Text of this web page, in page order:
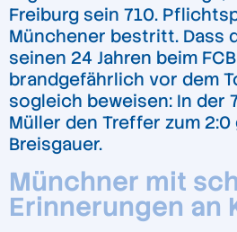
Freiburg sein 710.
Münchener bestritt. Dass
seinen 24 Jahren beim
brandgefährlich vor dem
sogleich beweisen: In der
Müller den Treffer zum
Breisgauer.
Münchner mit
Erinnerungen an